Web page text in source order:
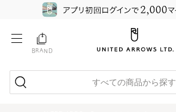
BRAND
すべての商品から探す